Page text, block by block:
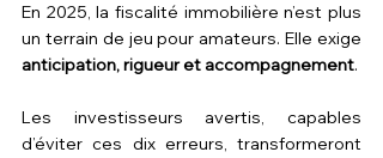
En 2025, la fiscalité immobilière n’est plus
anticipation, rigueur et accompagnement.
Les investisseurs avertis, capables
d’éviter ces dix erreurs, transformeront